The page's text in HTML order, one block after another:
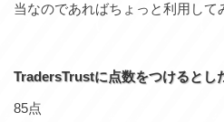
当なのであればちょっと利用して
TradersTrustに点数をつけるとし
85点